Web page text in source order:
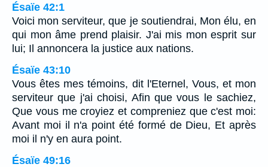
Ésaïe 42:1
Voici mon serviteur, que je soutiendrai, Mon élu, en
qui mon âme prend plaisir. J'ai mis mon esprit sur
lui; Il annoncera la justice aux nations.
Ésaïe 43:10
Vous êtes mes témoins, dit l'Eternel, Vous, et mon
serviteur que j'ai choisi, Afin que vous le sachiez,
Que vous me croyiez et compreniez que c'est moi:
Avant moi il n'a point été formé de Dieu, Et après
moi il n'y en aura point.
Ésaïe 49:16